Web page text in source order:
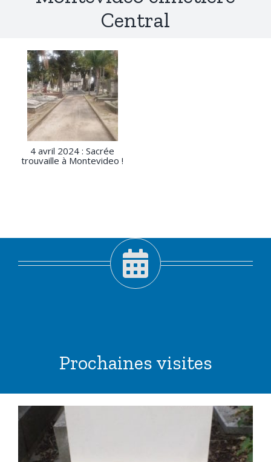
Central
4 avril 2024 : Sacrée
trouvaille à Montevideo !
Prochaines visites